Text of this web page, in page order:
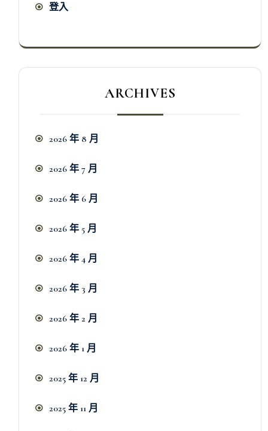
登入
ARCHIVES
2026 年 8 月
2026 年 7 月
2026 年 6 月
2026 年 5 月
2026 年 4 月
2026 年 3 月
2026 年 2 月
2026 年 1 月
2025 年 12 月
2025 年 11 月